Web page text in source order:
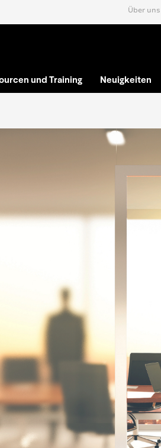
Über uns
und Training Neuigkeiten